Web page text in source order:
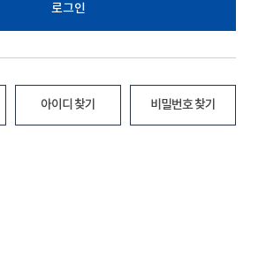
로그인
아이디 찾기 비밀번호 찾기